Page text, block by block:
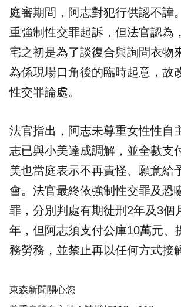
庭審期間，阿志對犯行供認不諱
重強制性交罪起訴，但法官認為
宅之初是為了談復合與詢問衣物
為係現場口角後的臨時起意，故
性交罪論處。
法官指出，阿志未尊重女性性自
志已與小美達成調解，並全數支
美也當庭表示不再責怪、願意給
會。法官最終依強制性交罪及恐
罪，分別判處有期徒刑2年及3個
年，但阿志須支付公庫10萬元、
務勞務，並禁止再以任何方式接
東森新聞關心您